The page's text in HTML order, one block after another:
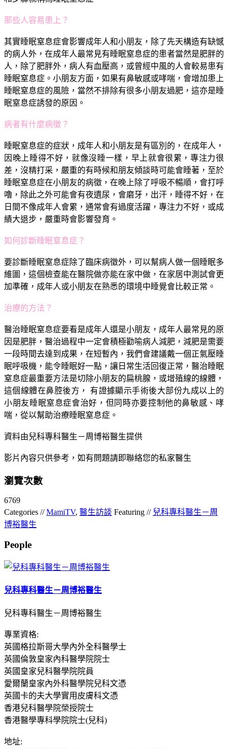
那些人容易患上？
其實睡眠窒息症會影響成年人和小朋友，除了先天構造有缺憾
的病人外，在成年人最常見有睡眠窒息症的患者當然是肥胖的
人，除了肥胖外，病人有血壓高，或曾經中風的人會較易患有
睡眠窒息症。小朋友方面，如果有鼻敏感或哮喘，會增加患上
睡眠窒息症的風險，當然不排除有很多小朋友過肥，這亦是睡
眠窒息症誘發的原因。
病者有什麼病徵？
睡眠窒息症的症狀，成年人和小朋友是有區別的，在成年人，
因晚上睡得不好，就像沒睡一樣，早上就會很累，專注力很
差，沒精打采，嚴重的有時候和朋友傾談時可能會睡著，至於
睡眠窒息症在小朋友的病徵，在晚上除了呼吸不暢順，會打呼
嚕，除此之外可能會有夜遺尿，會磨牙，出汗，睡得不好，在
日間不像成年人會累，通常會有過度活躍，專注力不好，或成
績大退步，嚴重時會影響發育。
如何診斷睡眠窒息症？
要診斷睡眠窒息症除了臨床病徵外，可以幫病人做一個睡眠多
維圖，這個檢查能在醫院做亦能在家中做，在家居中測試會更
加準確，成年人或小朋友在熟悉的環境中睡覺會比較正常。
治療的方法？
醫治睡眠窒息症要看是成年人還是小朋友，成年人最常見的原
因是肥胖，醫治過程中一定會積極勸喻病人減肥，減肥是需要
一段時間去達到成果，在短暫內，我們會建議戴一個正氣壓睡
眠呼吸機，能令睡眠好一點，讓日常生活回復正常，醫治睡眠
窒息症最重要方法是切除小朋友的扁桃腺，或增殖線的線體，
這個線體在鼻腔後方， 有證據顯示手術後大部份九成以上的
小朋友睡眠窒息症會治好，但同時亦要控制他的鼻敏感、哮
喘，從以幫助治療睡眠窒息症。
資料由兒科專科醫生－周博裕醫生提供
影片內容只供參考，如有問題請即聯絡您的私家醫生
瀏覽次數
6769
Categories //MamiTV, 醫生訪談 Featuring // 兒科專科醫生－周
博裕醫生
People
兒科專科醫生－周博裕醫生
兒科專科醫生－周博裕醫生
專業資格:
英國格拉斯哥大學內外全科醫學士
英國倫敦皇家內科醫學院院士
英國皇家兒科醫學院院員
愛爾蘭皇家內外科醫學院兒科文憑
英國卡的夫大學實用皮膚科文憑
香港兒科醫學院榮授院士
香港醫學專科學院院士(兒科)
地址: